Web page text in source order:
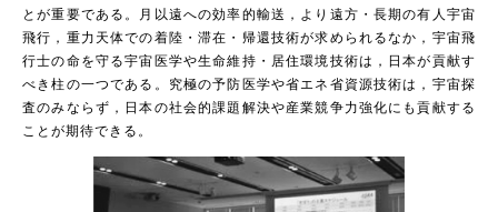
とが重要である。月以遠への効率的輸送，より遠方・長期の有人宇宙
飛行，重力天体での着陸・滞在・帰還技術が求められるなか，宇宙飛
行士の命を守る宇宙医学や生命維持・居住環境技術は，日本が貢献す
べき柱の一つである。究極の予防医学や省エネ省資源技術は，宇宙探
査のみならず，日本の社会的課題解決や産業競争力強化にも貢献する
ことが期待できる。